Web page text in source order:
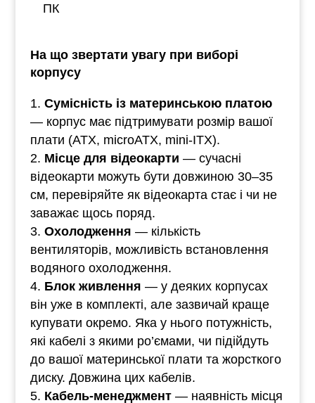
ПК
На що звертати увагу при виборі
корпусу
Сумісність із материнською платою
— корпус має підтримувати розмір вашої
плати (ATX, microATX, mini-ITX).
Місце для відеокарти — сучасні
відеокарти можуть бути довжиною 30–35
см, перевіряйте як відеокарта стає і чи не
заважає щось поряд.
Охолодження — кількість
вентиляторів, можливість встановлення
водяного охолодження.
Блок живлення — у деяких корпусах
він уже в комплекті, але зазвичай краще
купувати окремо. Яка у нього потужність,
які кабелі з якими ро’ємами, чи підійдуть
до вашої материнської плати та жорсткого
диску. Довжина цих кабелів.
Кабель-менеджмент— наявність місця